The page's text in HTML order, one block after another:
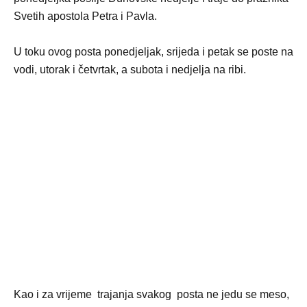
Svetih apostola Petra i Pavla.
U toku ovog posta ponedjeljak, srijeda i petak se poste na
vodi, utorak i četvrtak, a subota i nedjelja na ribi.
Kao i za vrijeme trajanja svakog posta ne jedu se meso,